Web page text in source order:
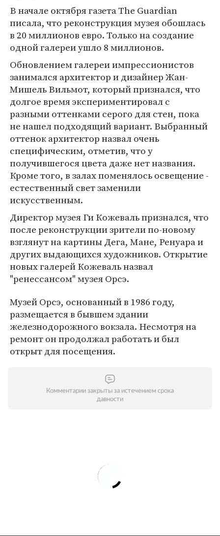
В начале октября газета The Guardian
писала, что реконструкция музея обошлась
в 20 миллионов евро. Только на создание
одной галереи ушло 8 миллионов.
Обновлением галереи импрессионистов
занимался архитектор и дизайнер Жан-
Мишель Вильмот, который признался, что
долгое время экспериментировал с
разными оттенками серого для стен, пока
не нашел подходящий вариант. Выбранный
оттенок архитектор назвал очень
специфическим, отметив, что у
получившегося цвета даже нет названия.
Кроме того, в залах поменялось освещение -
естественный свет заменили
искусственным.
Директор музея Ги Кожеваль признался, что
после реконструкции зрители по-новому
взглянут на картины Дега, Мане, Ренуара и
других выдающихся художников. Открытие
новых галерей Кожеваль назвал
"ренессансом" музея Орсэ.
Музей Орсэ, основанный в 1986 году,
размещается в бывшем здании
железнодорожного вокзала. Несмотря на
ремонт он продолжал работать и был
открыт для посещения.
Комментарии закрыты за истечением срока
давности